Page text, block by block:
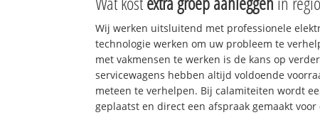
Wij werken uitsluitend met professionele
technologie werken om uw probleem te
met vakmensen te werken is de kans op
servicewagens hebben altijd voldoende
meteen te verhelpen. Bij calamiteiten wordt
geplaatst en direct een afspraak gemaakt